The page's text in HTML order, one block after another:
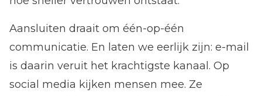
Aansluiten draait om één-op-één
communicatie. En laten we eerlijk zijn: e-mail
is daarin veruit het krachtigste kanaal. Op
social media kijken mensen mee. Ze